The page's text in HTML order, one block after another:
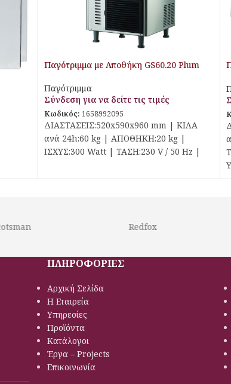
Παγότριμμα με Αποθήκη GS60.20 Plum
Παγότριμμα
Σύνδεση για να δείτε τις τιμές
Κωδικός: 1658992095
ΔΙΑΣΤΑΣΕΙΣ:520x590x960 mm | ΚΙΛΑ
ανά 24h:60 kg | ΑΠΟΘΗΚΗ:20 kg |
ΙΣΧΥΣ:300 Watt | ΤΑΣΗ:230 V / 50 Hz |
ΠΛΗΡΟΦΟΡΙΕΣ
Αρχική Σελίδα
Η Εταιρεία
Υπηρεσίες
Προϊόντα
Κατάλογοι
Έργα – Projects
Επικοινωνία